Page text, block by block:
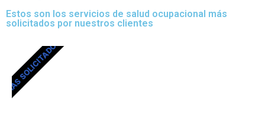
Estos son los servicios de salud ocupacional más
solicitados por nuestros clientes
MÁS SOLICITADOS